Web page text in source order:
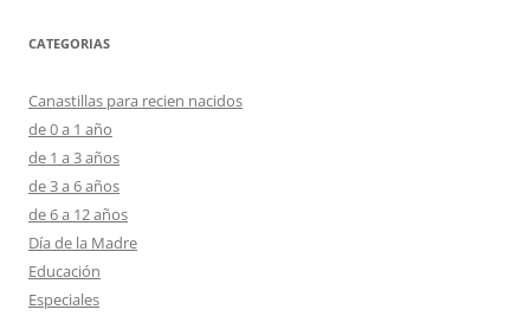
CATEGORIAS
Canastillas para recien nacidos
de 0 a 1 año
de 1 a 3 años
de 3 a 6 años
de 6 a 12 años
Día de la Madre
Educación
Especiales